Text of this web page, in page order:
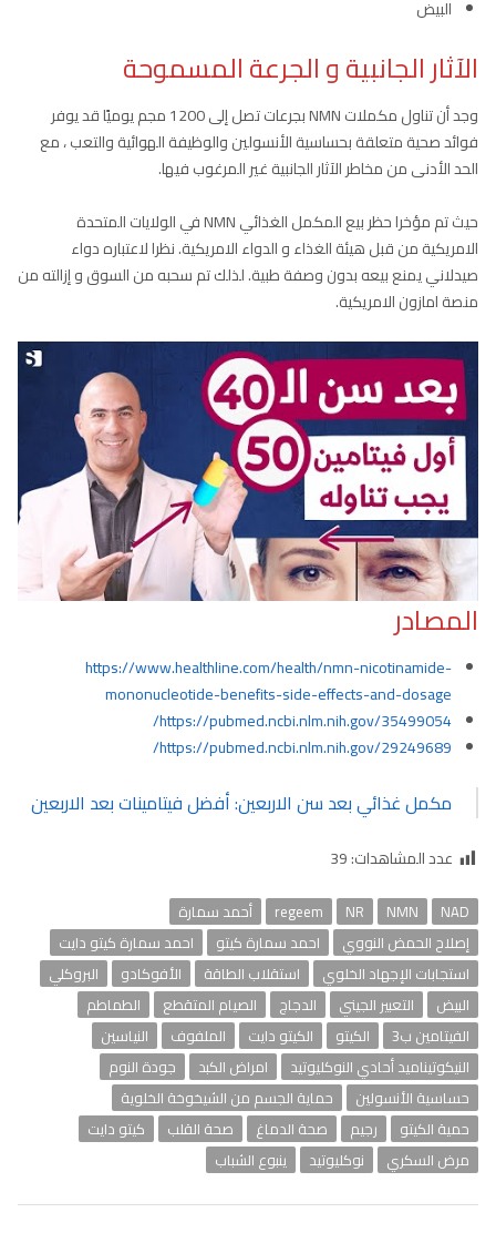
البيض
الآثار الجانبية و الجرعة المسموحة
وجد أن تناول مكملات NMN بجرعات تصل إلى 1200 مجم يوميًا قد يوفر
فوائد صحية متعلقة بحساسية الأنسولين والوظيفة الهوائية والتعب ، مع
الحد الأدنى من مخاطر الآثار الجانبية غير المرغوب فيها.
حيث تم مؤخرا حظر بيع المكمل الغذائي NMN في الولايات المتحدة
الامريكية من قبل هيئة الغذاء و الدواء الامريكية. نظرا لاعتباره دواء
صيدلاني يمنع بيعه بدون وصفة طبية. لذلك تم سحبه من السوق و إزالته من
منصة امازون الامريكية.
المصادر
https://www.healthline.com/health/nmn-nicotinamide-
mononucleotide-benefits-side-effects-and-dosage
https://pubmed.ncbi.nlm.nih.gov/35499054/
https://pubmed.ncbi.nlm.nih.gov/29249689/
مكمل غذائي بعد سن الاربعين: أفضل فيتامينات بعد الاربعين
عدد المشاهدات:39
NAD
NMN
NR
regeem
أحمد سمارة
إصلاح الحمض النووي
احمد سمارة كيتو
احمد سمارة كيتو دايت
استجابات الإجهاد الخلوي
استقلاب الطاقة الأفوكادو
البروكلي
البيض
التعبير الجيني الدجاج الصيام المتقطع
الطماطم
الفيتامين ب3
الكيتو الكيتو دايت الملفوف
النياسين
النيكوتيناميد أحادي النوكليوتيد
امراض الكبد
جودة النوم
حساسية الأنسولين
حماية الجسم من الشيخوخة الخلوية
حمية الكيتو
رجيم صحة الدماغ صحة القلب
كيتو دايت
مرض السكري
نوكليوتيد ينبوع الشباب